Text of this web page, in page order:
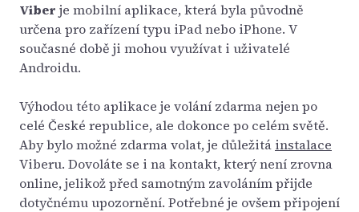
Viber je mobilní aplikace, která byla původně
určena pro zařízení typu iPad nebo iPhone. V
současné době ji mohou využívat i uživatelé
Androidu.
Výhodou této aplikace je volání zdarma nejen po
celé České republice, ale dokonce po celém světě.
Aby bylo možné zdarma volat, je důležitá instalace
Viberu. Dovoláte se i na kontakt, který není zrovna
online, jelikož před samotným zavoláním přijde
dotyčnému upozornění. Potřebné je ovšem připojení